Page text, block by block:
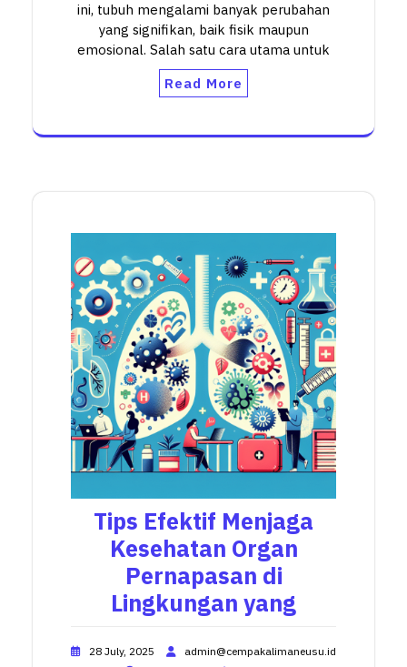
ini, tubuh mengalami banyak perubahan
yang signifikan, baik fisik maupun
emosional. Salah satu cara utama untuk
Read More
Tips Efektif Menjaga
Kesehatan Organ
Pernapasan di
Lingkungan yang
28 July, 2025
admin@cempakalimaneusu.id